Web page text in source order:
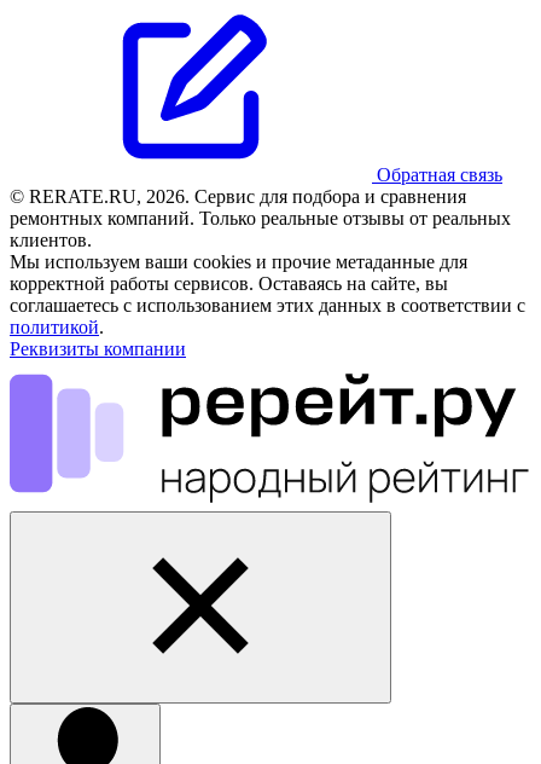
Обратная связь
© RERATE.RU, 2026. Сервис для подбора и сравнения
ремонтных компаний. Только реальные отзывы от реальных
клиентов.
Мы используем ваши cookies и прочие метаданные для
корректной работы сервисов. Оставаясь на сайте, вы
соглашаетесь с использованием этих данных в соответствии с
политикой.
Реквизиты компании